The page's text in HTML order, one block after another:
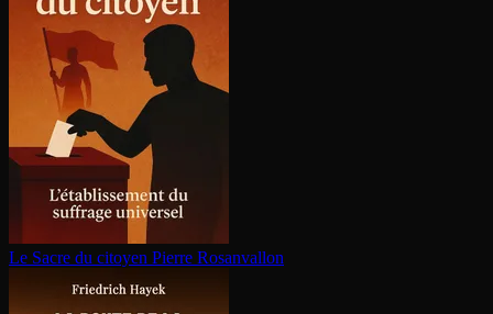
Le Sacre du citoyen Pierre Rosanvallon